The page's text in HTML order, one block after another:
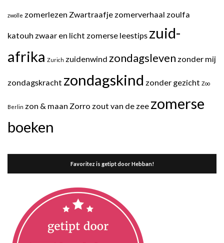
zwolle zomerlezen Zwartraafje zomerverhaal zoulfa
katouh zwaar en licht zomerse leestips zuid-
afrika Zurich zuidenwind zondagsleven zonder mij
zondagskracht zondagskind zonder gezicht Zoo
Berlin zon & maan Zorro zout van de zee zomerse
boeken
Favoritez is getipt door Hebban!